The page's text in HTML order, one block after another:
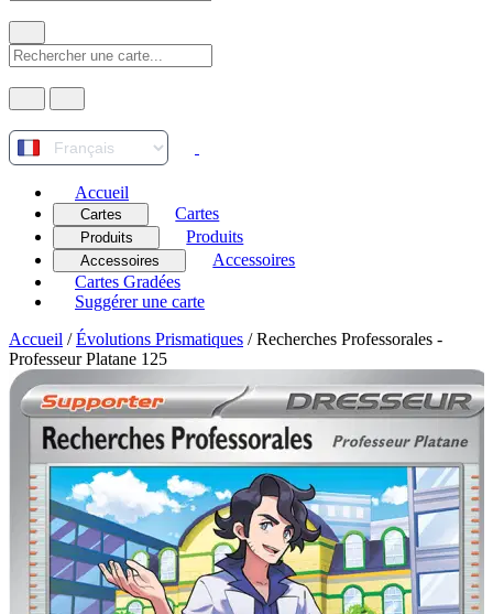
Accueil
Cartes Cartes
Produits Produits
Accessoires
Accessoires
Cartes Gradées
Suggérer une carte
Accueil / Évolutions Prismatiques / Recherches Professorales -
Professeur Platane 125